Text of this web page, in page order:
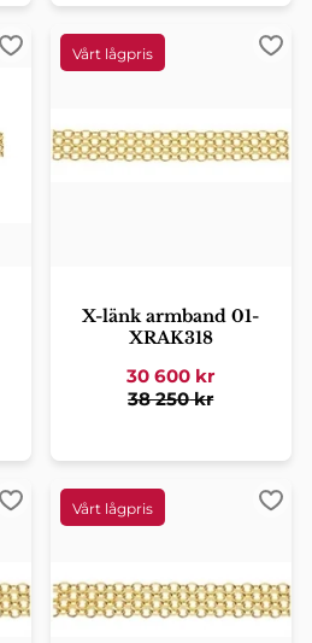
Lägg till i favoriter
X-länk armband 01-
XRAK318
30 600 kr
38 250kr
Lägg till i favoriter